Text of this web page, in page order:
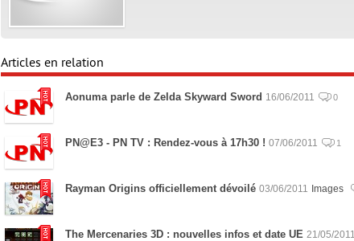
Articles en relation
Aonuma parle de Zelda Skyward Sword 16/06/2011 0
PN@E3 - PN TV : Rendez-vous à 17h30 ! 07/06/2011 1
Rayman Origins officiellement dévoilé 03/06/2011 Images
The Mercenaries 3D : nouvelles infos et date UE 21/05/2011